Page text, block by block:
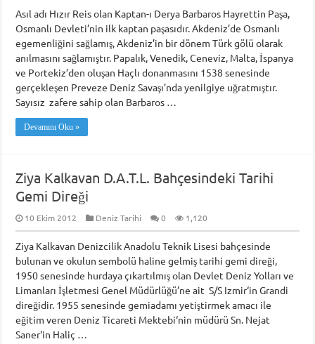
Asıl adı Hızır Reis olan Kaptan-ı Derya Barbaros Hayrettin Paşa,
Osmanlı Devleti’nin ilk kaptan paşasıdır. Akdeniz’de Osmanlı
egemenliğini sağlamış, Akdeniz’in bir dönem Türk gölü olarak
anılmasını sağlamıştır. Papalık, Venedik, Ceneviz, Malta, İspanya
ve Portekiz’den oluşan Haçlı donanmasını 1538 senesinde
gerçekleşen Preveze Deniz Savaşı’nda yenilgiye uğratmıştır.
Sayısız zafere sahip olan Barbaros …
Devamını Oku »
Ziya Kalkavan D.A.T.L. Bahçesindeki Tarihi
Gemi Direği
10 Ekim 2012 Deniz Tarihi 0 1,120
Ziya Kalkavan Denizcilik Anadolu Teknik Lisesi bahçesinde
bulunan ve okulun sembolü haline gelmiş tarihi gemi direği,
1950 senesinde hurdaya çıkartılmış olan Devlet Deniz Yolları ve
Limanları İşletmesi Genel Müdürlüğü’ne ait S/S Izmir‘in Grandi
direğidir. 1955 senesinde gemiadamı yetiştirmek amacı ile
eğitim veren Deniz Ticareti Mektebi‘nin müdürü Sn. Nejat
Saner‘in Haliç …